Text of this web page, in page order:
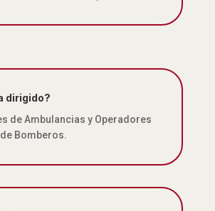
dirigido?
de Ambulancias y Operadores
Bomberos.